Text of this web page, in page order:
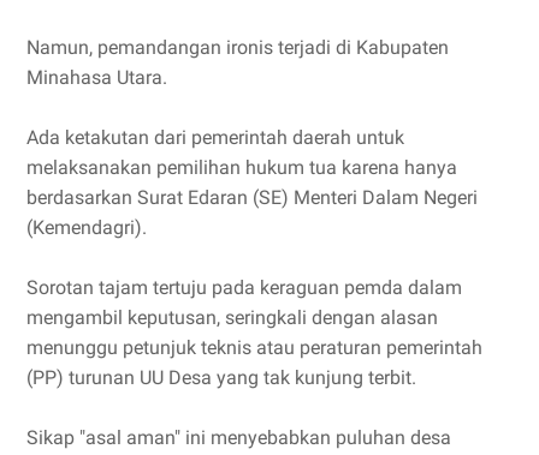
Namun, pemandangan ironis terjadi di Kabupaten
Minahasa Utara.
Ada ketakutan dari pemerintah daerah untuk
melaksanakan pemilihan hukum tua karena hanya
berdasarkan Surat Edaran (SE) Menteri Dalam Negeri
(Kemendagri).
Sorotan tajam tertuju pada keraguan pemda dalam
mengambil keputusan, seringkali dengan alasan
menunggu petunjuk teknis atau peraturan pemerintah
(PP) turunan UU Desa yang tak kunjung terbit.
Sikap "asal aman" ini menyebabkan puluhan desa